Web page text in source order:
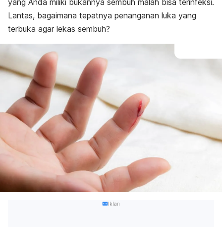
yang Anda miliki bukannya sembuh malah bisa terinfeksi.
Lantas, bagaimana tepatnya penanganan luka yang
terbuka agar lekas sembuh?
Iklan